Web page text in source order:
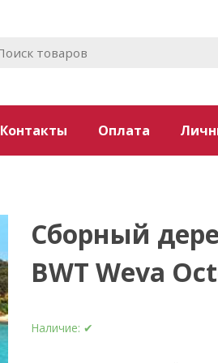
Контакты Оплата
Сборный
BWT Weva
Наличие: ✔